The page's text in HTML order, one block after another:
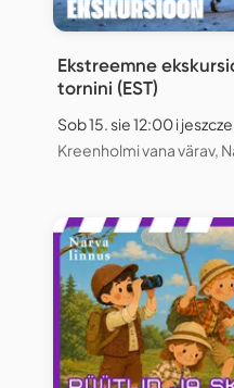
Ekstreemne
tornini (EST)
Sob 15. sie 12:00 i
Kreenholmi vana värav,